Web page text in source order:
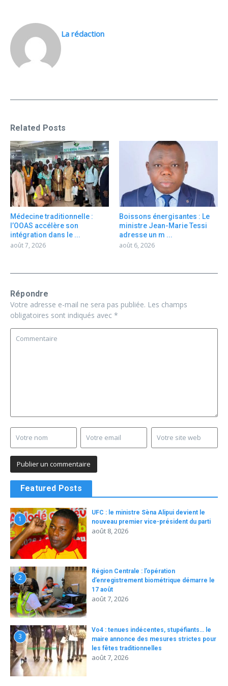
La rédaction
Related Posts
Médecine traditionnelle :
l’OOAS accélère son
intégration dans le ...
août 7, 2026
Boissons énergisantes : Le
ministre Jean-Marie Tessi
adresse un m ...
août 6, 2026
Répondre
Votre adresse e-mail ne sera pas publiée. Les champs
obligatoires sont indiqués avec *
Featured Posts
1
UFC : le ministre Sèna Alipui devient le
nouveau premier vice-président du parti
août 8, 2026
2
Région Centrale : l’opération
d’enregistrement biométrique démarre le
17 août
août 7, 2026
3
Vo4 : tenues indécentes, stupéfiants… le
maire annonce des mesures strictes pour
les fêtes traditionnelles
août 7, 2026